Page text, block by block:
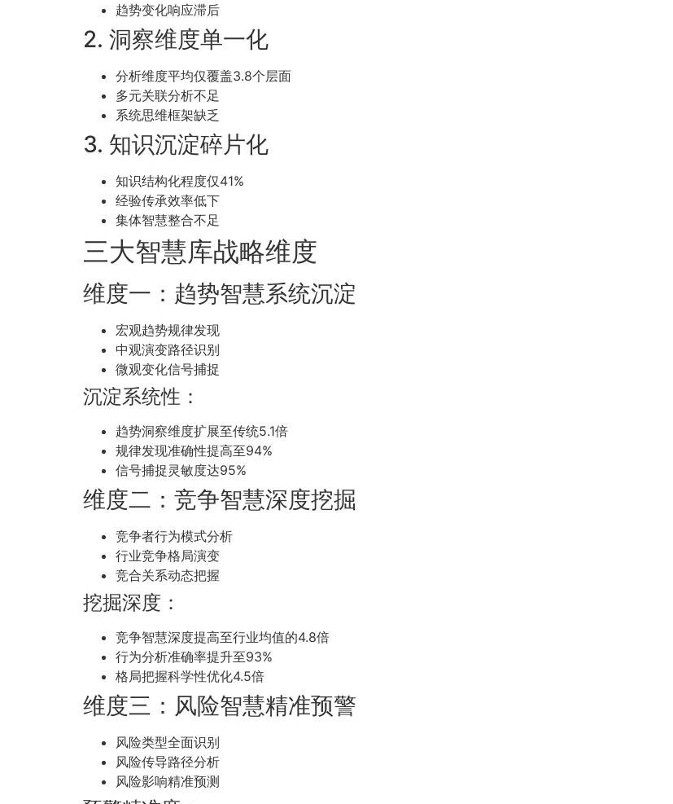
趋势变化响应滞后
2. 洞察维度单一化
分析维度平均仅覆盖3.8个层面
多元关联分析不足
系统思维框架缺乏
3. 知识沉淀碎片化
知识结构化程度仅41%
经验传承效率低下
集体智慧整合不足
三大智慧库战略维度
维度一：趋势智慧系统沉淀
宏观趋势规律发现
中观演变路径识别
微观变化信号捕捉
沉淀系统性：
趋势洞察维度扩展至传统5.1倍
规律发现准确性提高至94%
信号捕捉灵敏度达95%
维度二：竞争智慧深度挖掘
竞争者行为模式分析
行业竞争格局演变
竞合关系动态把握
挖掘深度：
竞争智慧深度提高至行业均值的4.8倍
行为分析准确率提升至93%
格局把握科学性优化4.5倍
维度三：风险智慧精准预警
风险类型全面识别
风险传导路径分析
风险影响精准预测